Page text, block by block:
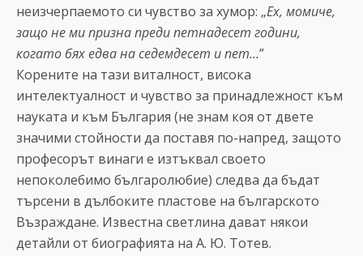
неизчерпаемото си чувство за хумор: „Ех, момиче,
защо не ми призна преди петнадесет години,
когато бях едва на седемдесет и пет…”
Корените на тази виталност, висока
интелектуалност и чувство за принадлежност към
науката и към България (не знам коя от двете
значими стойности да поставя по-напред, защото
професорът винаги е изтъквал своето
непоколебимо българолюбие) следва да бъдат
търсени в дълбоките пластове на българското
Възраждане. Известна светлина дават някои
детайли от биографията на А. Ю. Тотев.